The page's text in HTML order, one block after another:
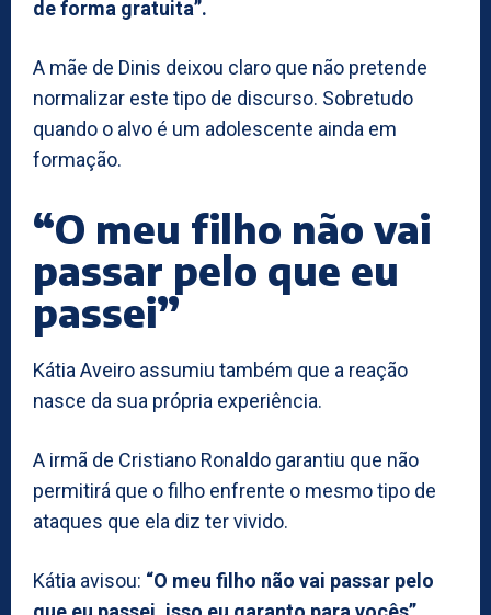
de forma gratuita”.
A mãe de Dinis deixou claro que não pretende
normalizar este tipo de discurso. Sobretudo
quando o alvo é um adolescente ainda em
formação.
“O meu filho não vai
passar pelo que eu
passei”
Kátia Aveiro assumiu também que a reação
nasce da sua própria experiência.
A irmã de Cristiano Ronaldo garantiu que não
permitirá que o filho enfrente o mesmo tipo de
ataques que ela diz ter vivido.
Kátia avisou: “O meu filho não vai passar pelo